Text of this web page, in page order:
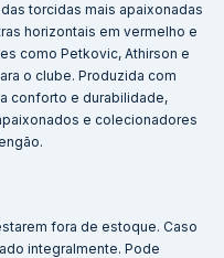
torcidas mais apaixonadas
horizontais em vermelho e
como Petkovic, Athirson e
o clube. Produzida com
conforto e durabilidade,
e colecionadores
fora de estoque. Caso
integralmente. Pode